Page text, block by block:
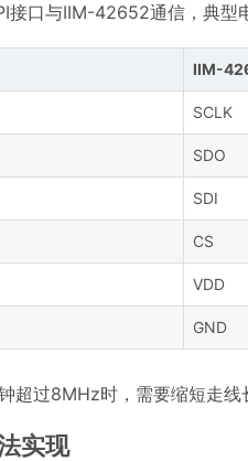
接口与IIM-42652通信，典型
IIM-
SCLK
SDO
SDI
CS
VDD
GND
超过8MHz时，需要缩短走
实现